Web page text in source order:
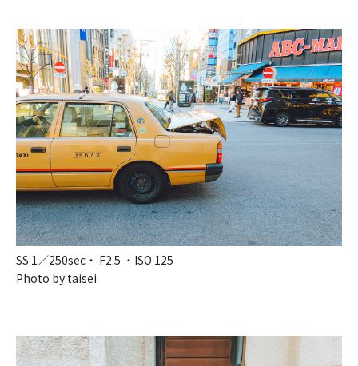
SS 1／250sec・ F2.5 ・ISO 125
Photo by taisei